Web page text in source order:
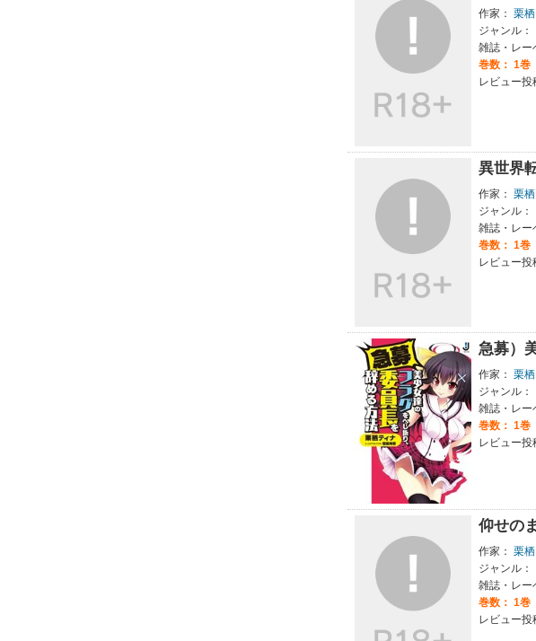
作家： 栗
ジャンル：
雑誌・レー
巻数： 1巻
レビュー投
異世界
作家： 栗
ジャンル：
雑誌・レー
巻数： 1巻
レビュー投
急募）
作家： 栗
ジャンル：
雑誌・レー
巻数： 1巻
レビュー投
仰せの
作家： 栗
ジャンル：
雑誌・レー
巻数： 1巻
レビュー投